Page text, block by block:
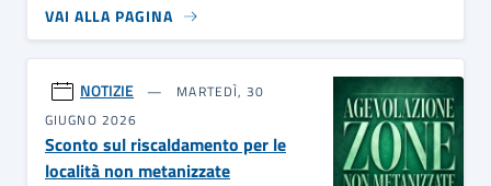
VAI ALLA PAGINA
NOTIZIE
MARTEDÌ, 30
GIUGNO 2026
Sconto sul riscaldamento per le
località non metanizzate